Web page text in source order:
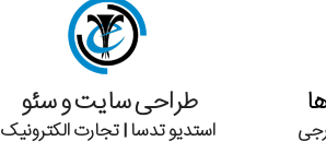
طراحی سایت و سئو
استدیو تدسا | تجارت الکترونیک